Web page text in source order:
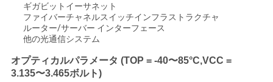
さ
ギガビットイーサネット
ファイバーチャネルスイッチインフラストラクチャ
ルーター/サーバー インターフェース
他の光通信システム
オプティカルパラメータ (TOP = -40〜85°C,VCC =
3.135〜3.465ボルト)